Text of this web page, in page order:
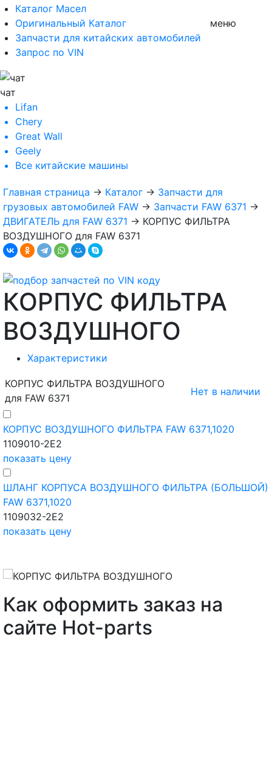
Каталог Масел
Оригинальный Каталог
Запчасти для китайских автомобилей
Запрос по VIN
меню
чат
Lifan
Chery
Great Wall
Geely
Все китайские машины
Главная страница → Каталог → Запчасти для
грузовых автомобилей FAW → Запчасти FAW 6371 →
ДВИГАТЕЛЬ для FAW 6371 → КОРПУС ФИЛЬТРА
ВОЗДУШНОГО для FAW 6371
КОРПУС ФИЛЬТРА
ВОЗДУШНОГО
Характеристики
КОРПУС ФИЛЬТРА ВОЗДУШНОГО
для FAW 6371
Нет в наличии
КОРПУС ВОЗДУШНОГО ФИЛЬТРА FAW 6371,1020
1109010-2E2
показать цену
ШЛАНГ КОРПУСА ВОЗДУШНОГО ФИЛЬТРА (БОЛЬШОЙ)
FAW 6371,1020
1109032-2E2
показать цену
Как оформить заказ на
сайте Hot-parts